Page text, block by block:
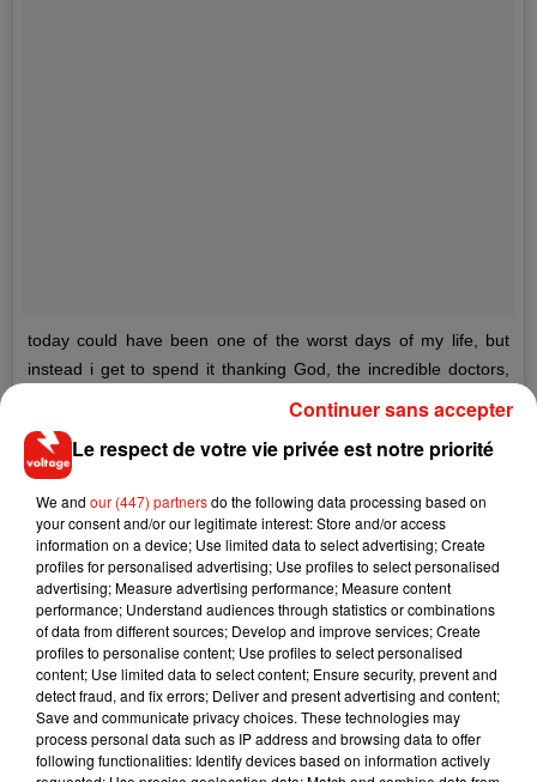
today could have been one of the worst days of my life, but
instead i get to spend it thanking God, the incredible doctors,
demi's team, and everyone across the world who offered their
support - without all of these people i wouldn't have my big
sister anymore. i've been thinking about how i wish that
everyone could see the silly little things that she does, like how
her nostrils move when she says certain words and when she
brushes my hair behind my ear when i'm trying to sleep,
because those are the things i'm thankful for today. they seem
so small, but those little things make up my sister - not a singer,
not a celebrity, and definitely not what she's been described as
in the media - she's a daughter, a friend, and my big sister...
and i am so, so thankful that i can tell her happy birthday.
#happybirthdaydemi ❤️
Une publication partagée parMadison De La Garza(@maddelagarza) le
Le respect de votre vie privée est notre priorité
We and our (447) partnersdo the following data processing based on
your consent and/or our legitimate interest: Store and/or access
information on a device; Use limited data to select advertising; Create
profiles for personalised advertising; Use profiles to select personalised
advertising; Measure advertising performance; Measure content
performance; Understand audiences through statistics or combinations
of data from different sources; Develop and improve services; Create
profiles to personalise content; Use profiles to select personalised
content; Use limited data to select content; Ensure security, prevent and
detect fraud, and fix errors; Deliver and present advertising and content;
Save and communicate privacy choices. These technologies may
process personal data such as IP address and browsing data to offer
following functionalities: Identify devices based on information actively
Continuer sans accepter